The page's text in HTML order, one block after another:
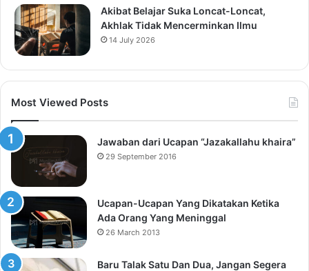
Akibat Belajar Suka Loncat-Loncat,
Akhlak Tidak Mencerminkan Ilmu
14 July 2026
Most Viewed Posts
Jawaban dari Ucapan “Jazakallahu khaira”
29 September 2016
Ucapan-Ucapan Yang Dikatakan Ketika
Ada Orang Yang Meninggal
26 March 2013
Baru Talak Satu Dan Dua, Jangan Segera